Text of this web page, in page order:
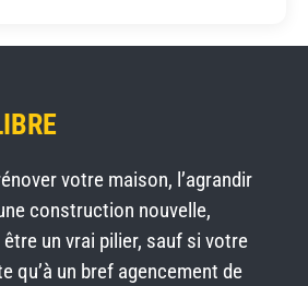
votre maison, l’agrandir
construction nouvelle,
un vrai pilier, sauf si votre
qu’à un bref agencement de